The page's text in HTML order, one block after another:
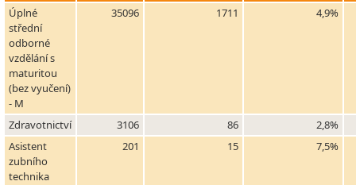
Úplné
střední
odborné
vzdělání s
maturitou
(bez vyučení)
- M
35096 1711 4,9%
Zdravotnictví 3106 86
2,8%
Asistent
zubního
technika
201 15 7,5%